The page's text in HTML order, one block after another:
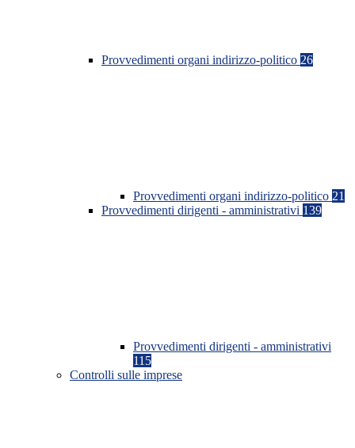
Provvedimenti organi indirizzo-politico 26
Provvedimenti organi indirizzo-politico 21
Provvedimenti dirigenti - amministrativi 139
Provvedimenti dirigenti - amministrativi
115
Controlli sulle imprese